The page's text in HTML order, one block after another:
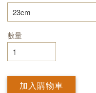
數量
加入購物車